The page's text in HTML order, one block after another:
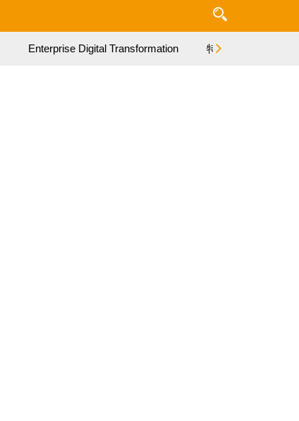
Enterprise Digital Transformation 特集